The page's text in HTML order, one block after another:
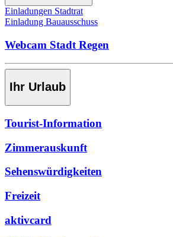
Einladungen Stadtrat
Einladung Bauausschuss
Webcam Stadt Regen
Ihr Urlaub
Tourist-Information
Zimmerauskunft
Sehenswürdigkeiten
Freizeit
aktivcard